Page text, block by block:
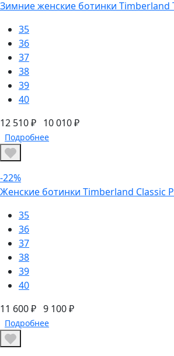
Зимние женские ботинки Timberland
35
36
37
38
39
40
12 510 ₽ 10 010 ₽
Подробнее
-22%
Женские ботинки Timberland Classic
35
36
37
38
39
40
11 600 ₽ 9 100 ₽
Подробнее